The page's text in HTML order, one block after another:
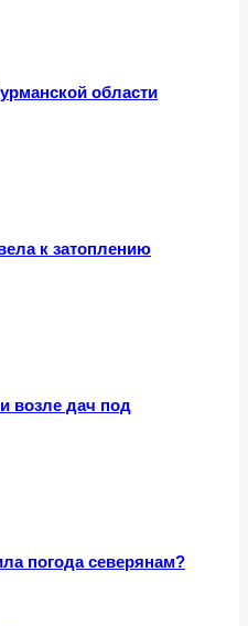
области
к затоплению
возле дач под
погода северянам?